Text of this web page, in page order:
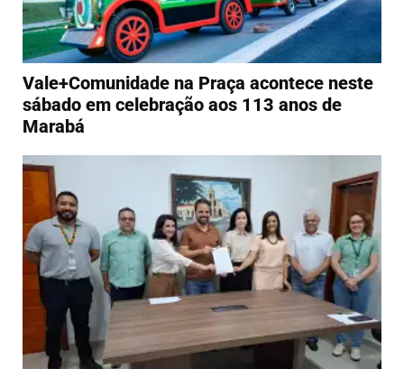
Vale+Comunidade na Praça acontece neste
sábado em celebração aos 113 anos de
Marabá